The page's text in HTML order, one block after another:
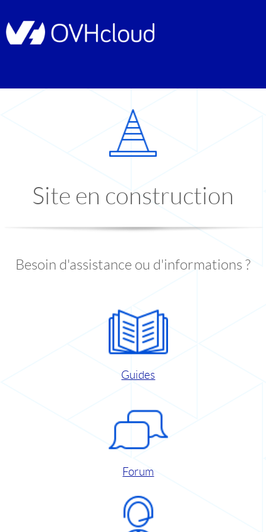
Site en construction
Besoin d'assistance ou d'informations ?
Guides
Forum